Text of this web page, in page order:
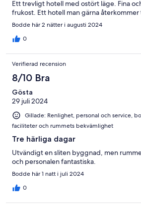
Ett trevligt hotell med ostört läge. Fina
frukost. Ett hotell man gärna återkommer
Bodde här 2 nätter i augusti 2024
0
Verifierad recension
8/10 Bra
Gösta
29 juli 2024
Gillade: Renlighet, personal och service,
faciliteter och rummets bekvämlighet
Tre härliga dagar
Utvändigt en sliten byggnad, men
och personalen fantastiska.
Bodde här 1 natt i juli 2024
0